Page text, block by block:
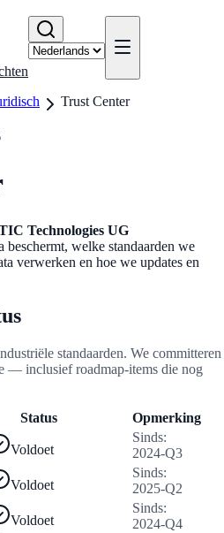
Trust Center
Technologies UG
beschermt, welke standaarden we
verwerken en hoe we updates en
standaarden. We committeren
— inclusief roadmap-items die nog
Status
Opmerking
Voldoet
Sinds:
2024-Q3
Voldoet
Sinds:
2025-Q2
Voldoet
Sinds:
2024-Q4